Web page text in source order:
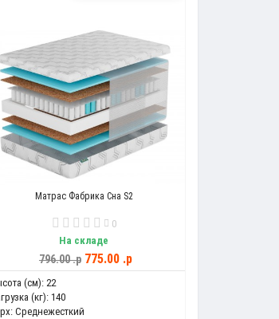
Матрас Фабрика Сна S2
0
На складе
796.00 .p 775.00 .p
(см): 22
(кг): 140
Среднежесткий